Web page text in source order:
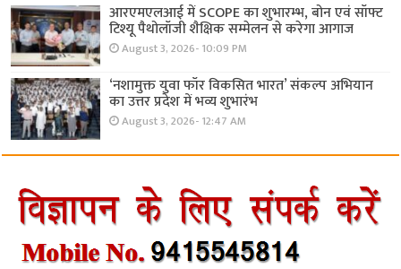
आरएमएलआई में SCOPE का शुभारम्भ, बोन एवं सॉफ्ट
टिश्यू पैथोलॉजी शैक्षिक सम्मेलन से करेगा आगाज
August 3, 2026- 10:09 PM
‘नशामुक्त युवा फॉर विकसित भारत’ संकल्प अभियान
का उत्तर प्रदेश में भव्य शुभारंभ
August 3, 2026- 12:47 AM